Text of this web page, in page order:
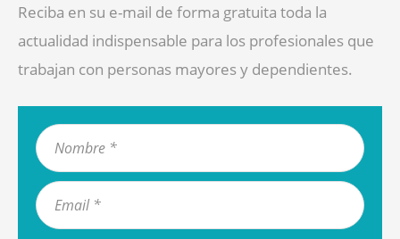
Reciba en su e-mail de forma gratuita toda la
actualidad indispensable para los profesionales que
trabajan con personas mayores y dependientes.